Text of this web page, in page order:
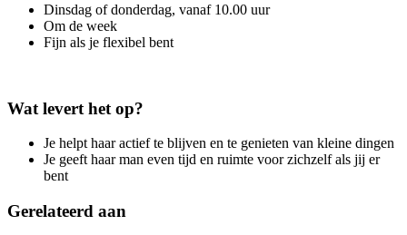
Dinsdag of donderdag, vanaf 10.00 uur
Om de week
Fijn als je flexibel bent
Wat levert het op?
Je helpt haar actief te blijven en te genieten van kleine dingen
Je geeft haar man even tijd en ruimte voor zichzelf als jij er
bent
Gerelateerd aan